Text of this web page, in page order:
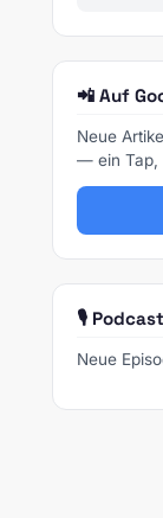
📲 Auf
Neue
— ein Tap,
🎙️ Podcast
Neue